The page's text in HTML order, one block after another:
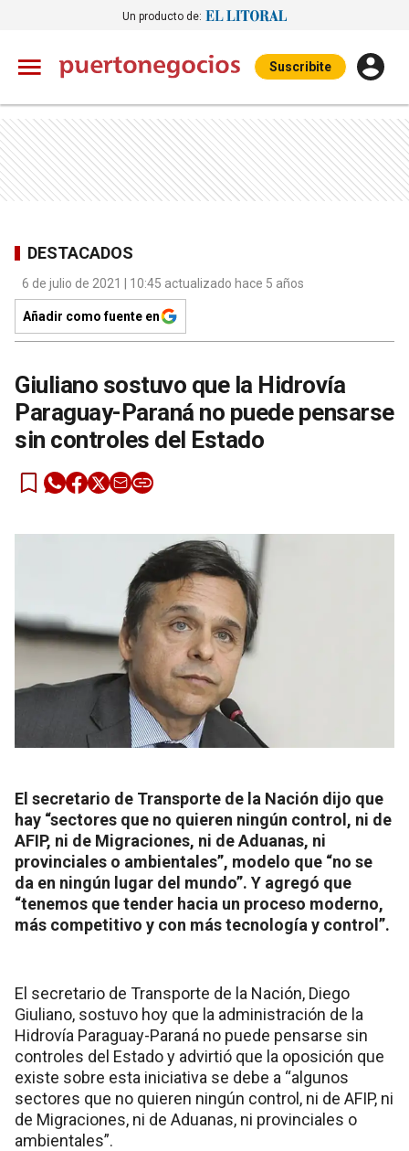
Un producto de:
Suscribite
DESTACADOS
6 de julio de 2021 | 10:45 actualizado hace 5 años
Añadir como fuente en
Giuliano sostuvo que la Hidrovía
Paraguay-Paraná no puede pensarse
sin controles del Estado
El secretario de Transporte de la Nación dijo que
hay “sectores que no quieren ningún control, ni de
AFIP, ni de Migraciones, ni de Aduanas, ni
provinciales o ambientales”, modelo que “no se
da en ningún lugar del mundo”. Y agregó que
“tenemos que tender hacia un proceso moderno,
más competitivo y con más tecnología y control”.
El secretario de Transporte de la Nación, Diego
Giuliano, sostuvo hoy que la administración de la
Hidrovía Paraguay-Paraná no puede pensarse sin
controles del Estado y advirtió que la oposición que
existe sobre esta iniciativa se debe a “algunos
sectores que no quieren ningún control, ni de AFIP, ni
de Migraciones, ni de Aduanas, ni provinciales o
ambientales”.